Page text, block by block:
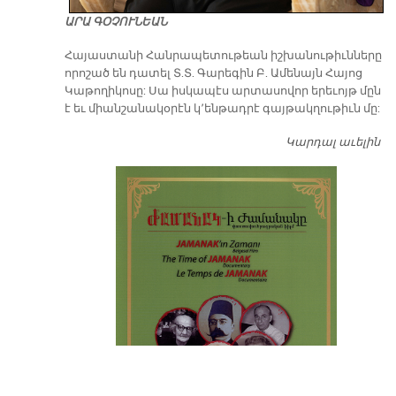
ԱՐԱ ԳՕՉՈՒՆԵԱՆ
​Հայաստանի Հանրապետութեան իշխանութիւնները
որոշած են դատել Տ.Տ. Գարեգին Բ. Ամենայն Հայոց
Կաթողիկոսը: Սա իսկապէս արտասովոր երեւոյթ մըն
է եւ միանշանակօրէն կ՚ենթադրէ գայթակղութիւն մը:
Կարդալ աւելին